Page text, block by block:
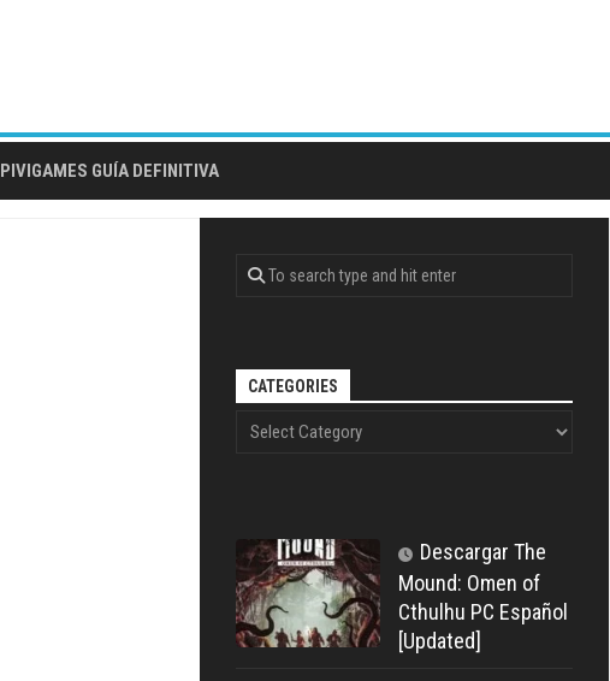
PIVIGAMES GUÍA DEFINITIVA
CATEGORIES
Descargar The
Mound: Omen of
Cthulhu PC Español
[Updated]